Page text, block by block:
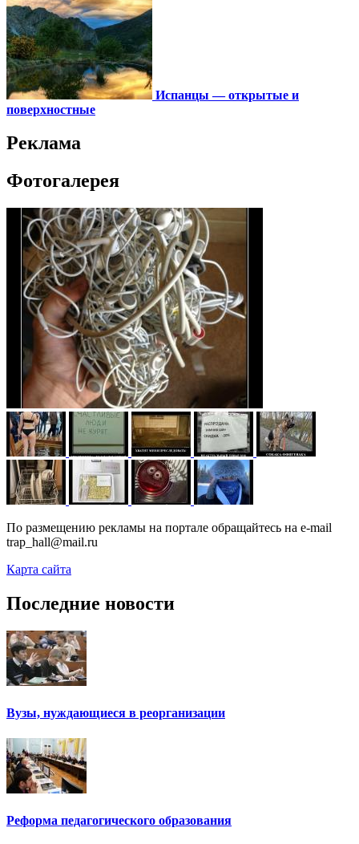
Испанцы — открытые и
поверхностные
Реклама
Фотогалерея
По размещению рекламы на портале обращайтесь на e-mail
trap_hall@mail.ru
Карта сайта
Последние новости
Вузы, нуждающиеся в реорганизации
Реформа педагогического образования